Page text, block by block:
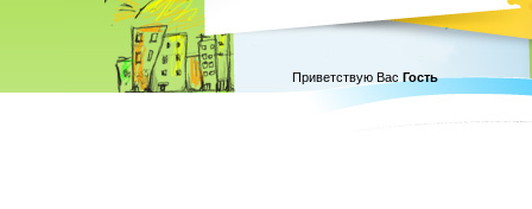
Приветствую Вас Гость